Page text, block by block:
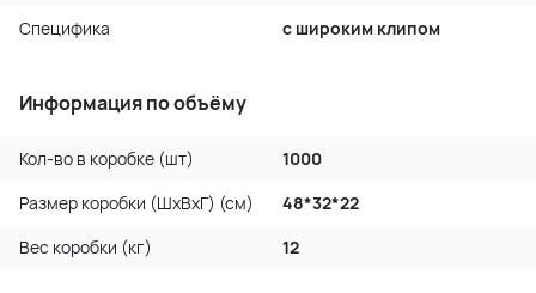
Специфика
с широким клипом
Информация по объёму
Кол-во в коробке (шт)
1000
Размер коробки (ШхВхГ) (см)
48*32*22
Вес коробки (кг)
12